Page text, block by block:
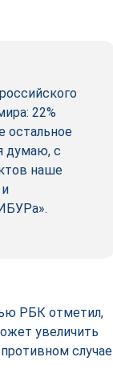
22%
остальное
думаю, с
наше
РБК отметил,
увеличить
случае